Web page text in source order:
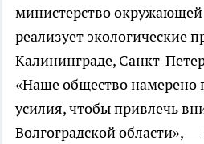
министерство
реализует экологические
Калининграде, Санкт-
«Наше общество намерено
усилия, чтобы привлечь
Волгоградской области»,